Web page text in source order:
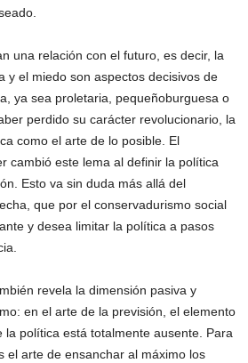
una relación con el futuro, es decir, la
y el miedo son aspectos decisivos de
ya sea proletaria, pequeñoburguesa o
perdido su carácter revolucionario, la
como el arte de lo posible. El
cambió este lema al definir la política
Esto va sin duda más allá del
que por el conservadurismo social
y desea limitar la política a pasos
revela la dimensión pasiva y
en el arte de la previsión, el elemento
la política está totalmente ausente. Para
el arte de ensanchar al máximo los